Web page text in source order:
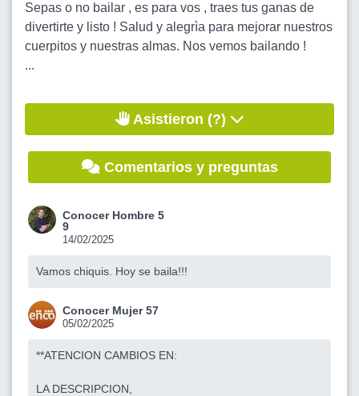
Sepas o no bailar , es para vos , traes tus ganas de
divertirte y listo ! Salud y alegrìa para mejorar nuestros
cuerpitos y nuestras almas. Nos vemos bailando !
...
Asistieron (?)
Comentarios y preguntas
Conocer Hombre 5
9
14/02/2025
Vamos chiquis. Hoy se baila!!!
Conocer Mujer 57
05/02/2025
**ATENCION CAMBIOS EN:
LA DESCRIPCION,